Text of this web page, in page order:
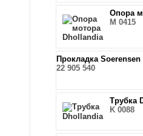
Опора
M 0415
Прокладка Soerensen
22 905 540
Трубка
K 0088